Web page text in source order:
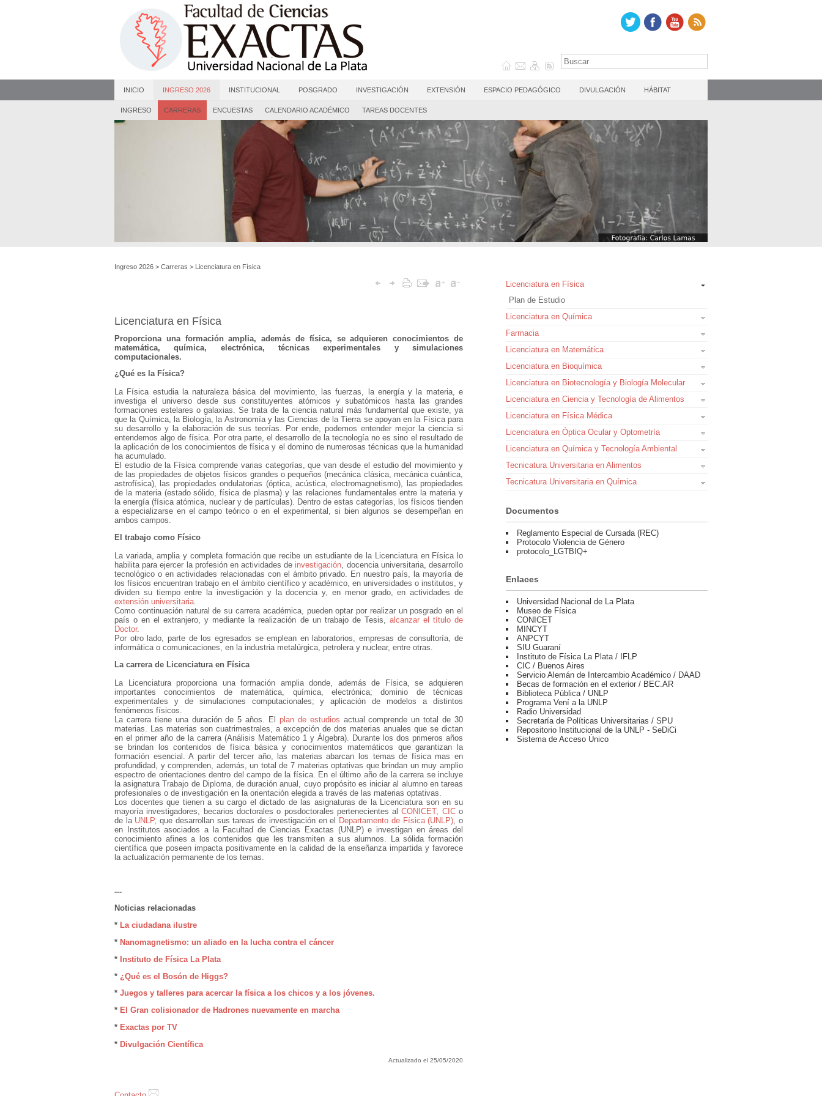
INICIO INGRESO 2026 INSTITUCIONAL POSGRADO INVESTIGACIÓN EXTENSIÓN ESPACIO PEDAGÓGICO DIVULGACIÓN HÁBITAT
INGRESO CARRERAS ENCUESTAS CALENDARIO ACADÉMICO TAREAS DOCENTES
Ingreso 2026 > Carreras > Licenciatura en Física
Licenciatura en Física
Proporciona una formación amplia, además de física, se adquieren conocimientos de
matemática, química, electrónica, técnicas experimentales y simulaciones
computacionales.
¿Qué es la Física?
La Física estudia la naturaleza básica del movimiento, las fuerzas, la energía y la materia, e
investiga el universo desde sus constituyentes atómicos y subatómicos hasta las grandes
formaciones estelares o galaxias. Se trata de la ciencia natural más fundamental que existe, ya
que la Química, la Biología, la Astronomía y las Ciencias de la Tierra se apoyan en la Física para
su desarrollo y la elaboración de sus teorías. Por ende, podemos entender mejor la ciencia si
entendemos algo de física. Por otra parte, el desarrollo de la tecnología no es sino el resultado de
la aplicación de los conocimientos de física y el domino de numerosas técnicas que la humanidad
ha acumulado.
El estudio de la Física comprende varias categorías, que van desde el estudio del movimiento y
de las propiedades de objetos físicos grandes o pequeños (mecánica clásica, mecánica cuántica,
astrofísica), las propiedades ondulatorias (óptica, acústica, electromagnetismo), las propiedades
de la materia (estado sólido, física de plasma) y las relaciones fundamentales entre la materia y
la energía (física atómica, nuclear y de partículas). Dentro de estas categorías, los físicos tienden
a especializarse en el campo teórico o en el experimental, si bien algunos se desempeñan en
ambos campos.
El trabajo como Físico
La variada, amplia y completa formación que recibe un estudiante de la Licenciatura en Física lo
habilita para ejercer la profesión en actividades de investigación, docencia universitaria, desarrollo
tecnológico o en actividades relacionadas con el ámbito privado. En nuestro país, la mayoría de
los físicos encuentran trabajo en el ámbito científico y académico, en universidades o institutos, y
dividen su tiempo entre la investigación y la docencia y, en menor grado, en actividades de
extensión universitaria.
Como continuación natural de su carrera académica, pueden optar por realizar un posgrado en el
país o en el extranjero, y mediante la realización de un trabajo de Tesis, alcanzar el título de
Doctor.
Por otro lado, parte de los egresados se emplean en laboratorios, empresas de consultoría, de
informática o comunicaciones, en la industria metalúrgica, petrolera y nuclear, entre otras.
La carrera de Licenciatura en Física
La Licenciatura proporciona una formación amplia donde, además de Física, se adquieren
importantes conocimientos de matemática, química, electrónica; dominio de técnicas
experimentales y de simulaciones computacionales; y aplicación de modelos a distintos
fenómenos físicos.
La carrera tiene una duración de 5 años. El plan de estudios actual comprende un total de 30
materias. Las materias son cuatrimestrales, a excepción de dos materias anuales que se dictan
en el primer año de la carrera (Análisis Matemático 1 y Álgebra). Durante los dos primeros años
se brindan los contenidos de física básica y conocimientos matemáticos que garantizan la
formación esencial. A partir del tercer año, las materias abarcan los temas de física mas en
profundidad, y comprenden, además, un total de 7 materias optativas que brindan un muy amplio
espectro de orientaciones dentro del campo de la física. En el último año de la carrera se incluye
la asignatura Trabajo de Diploma, de duración anual, cuyo propósito es iniciar al alumno en tareas
profesionales o de investigación en la orientación elegida a través de las materias optativas.
Los docentes que tienen a su cargo el dictado de las asignaturas de la Licenciatura son en su
mayoría investigadores, becarios doctorales o posdoctorales pertenecientes alCONICET, CICo
de la UNLP, que desarrollan sus tareas de investigación en el Departamento de Física (UNLP), o
en Institutos asociados a la Facultad de Ciencias Exactas (UNLP) e investigan en áreas del
conocimiento afines a los contenidos que les transmiten a sus alumnos. La sólida formación
científica que poseen impacta positivamente en la calidad de la enseñanza impartida y favorece
la actualización permanente de los temas.
---
Noticias relacionadas
* La ciudadana ilustre
* Nanomagnetismo: un aliado en la lucha contra el cáncer
* Instituto de Física La Plata
* ¿Qué es el Bosón de Higgs?
* Juegos y talleres para acercar la física a los chicos y a los jóvenes.
* El Gran colisionador de Hadrones nuevamente en marcha
* Exactas por TV
* Divulgación Científica
Actualizado el 25/05/2020
Licenciatura en Física
Plan de Estudio
Licenciatura en Química
Farmacia
Licenciatura en Matemática
Licenciatura en Bioquímica
Licenciatura en Biotecnología y Biología Molecular
Licenciatura en Ciencia y Tecnología de Alimentos
Licenciatura en Física Médica
Licenciatura en Óptica Ocular y Optometría
Licenciatura en Química y Tecnología Ambiental
Tecnicatura Universitaria en Alimentos
Tecnicatura Universitaria en Química
Documentos
Reglamento Especial de Cursada (REC)
Protocolo Violencia de Género
protocolo_LGTBIQ+
Enlaces
Universidad Nacional de La Plata
Museo de Física
CONICET
MINCYT
ANPCYT
SIU Guaraní
Instituto de Física La Plata / IFLP
CIC / Buenos Aires
Servicio Alemán de Intercambio Académico / DAAD
Becas de formación en el exterior / BEC.AR
Biblioteca Pública / UNLP
Programa Vení a la UNLP
Radio Universidad
Secretaría de Políticas Universitarias / SPU
Repositorio Institucional de la UNLP - SeDiCi
Sistema de Acceso Único